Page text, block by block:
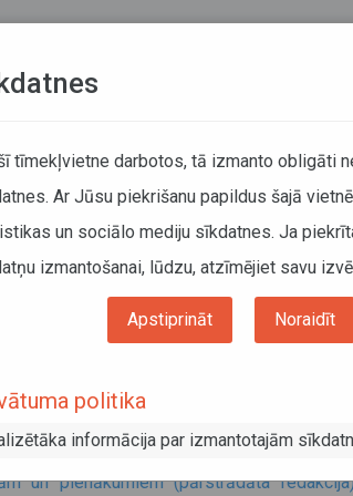
2025
Savienībā dzelzceļa pasažieru tiesības
un Padomes Regulu (ES) Nr. 2021/
un pienākumiem (pārstrādāta
tīmekļvietne darbotos, tā izmanto obligāti
Ar Jūsu piekrišanu papildus šajā
un sociālo mediju sīkdatnes. Ja
izmantošanai, lūdzu, atzīmējiet savu
Apstiprināt Noraidīt
politika
informācija par izmantotajām